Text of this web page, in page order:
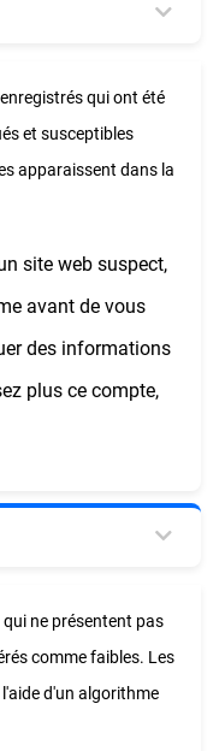
qui ont été
et susceptibles
apparaissent dans la
site web suspect,
avant de vous
des informations
plus ce compte,
ne présentent pas
comme faibles. Les
d'un algorithme